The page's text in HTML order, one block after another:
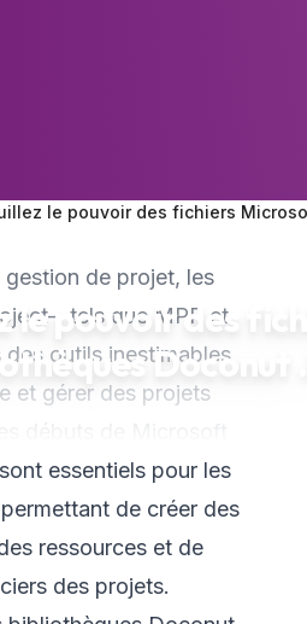
le pouvoir des fichiers
1, 2024 4 min read
le pouvoir des
Doconut
gestion de projet, les
que MPP et
outils inestimables
et gérer des projets
essentiels pour les
de créer des
ressources et de
des projets.